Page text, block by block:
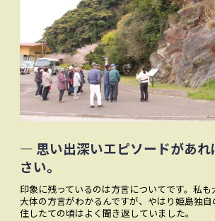
― 思い出深いエピソードがあれ
さい。
印象に残っているのは方言についてです。私
大体の方言がわかるんですが、やはり姫島独
住したての頃はよく聞き返していました。